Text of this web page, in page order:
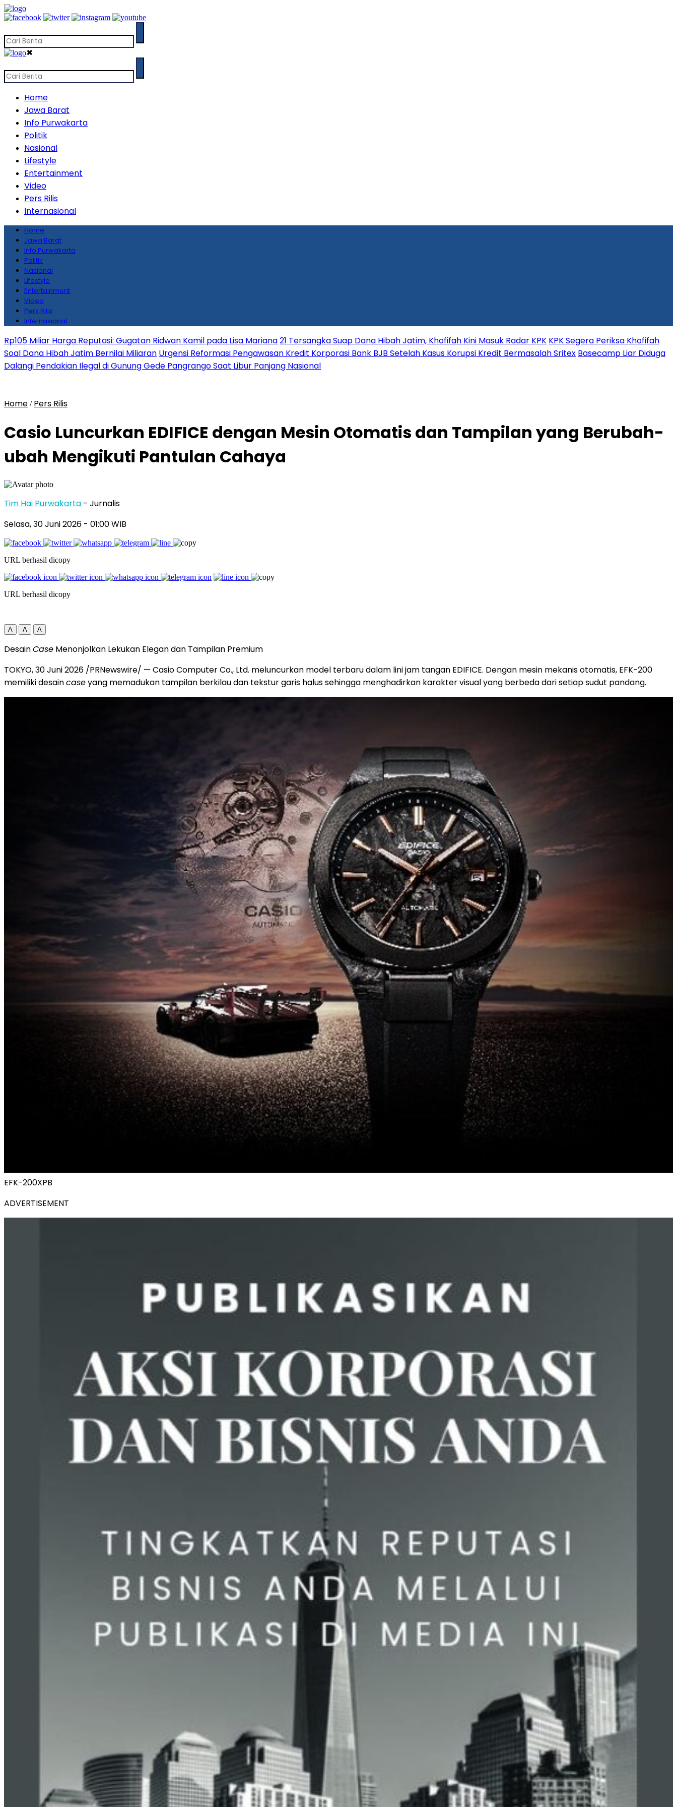
✖
Home
Jawa Barat
Info Purwakarta
Politik
Nasional
Lifestyle
Entertainment
Video
Pers Rilis
Internasional
Home
Jawa Barat
Info Purwakarta
Politik
Nasional
Lifestyle
Entertainment
Video
Pers Rilis
Internasional
Rp105 Miliar Harga Reputasi: Gugatan Ridwan Kamil pada Lisa Mariana21 Tersangka Suap Dana Hibah Jatim, Khofifah Kini Masuk Radar KPK KPK Segera Periksa Khofifah
Soal Dana Hibah Jatim Bernilai Miliaran Urgensi Reformasi Pengawasan Kredit Korporasi Bank BJB Setelah Kasus Korupsi Kredit Bermasalah Sritex Basecamp Liar Diduga
Dalangi Pendakian Ilegal di Gunung Gede Pangrango Saat Libur Panjang Nasional
Home / Pers Rilis
Casio Luncurkan EDIFICE dengan Mesin Otomatis dan Tampilan yang Berubah-
ubah Mengikuti Pantulan Cahaya
Tim Hai Purwakarta - Jurnalis
Selasa, 30 Juni 2026 - 01:00 WIB
URL berhasil dicopy
URL berhasil dicopy
A A A
DesainCase Menonjolkan Lekukan Elegan dan Tampilan Premium
TOKYO,30 Juni 2026 /PRNewswire/ — Casio Computer Co., Ltd. meluncurkan model terbaru dalam lini jam tangan EDIFICE. Dengan mesin mekanis otomatis, EFK-200
memiliki desaincaseyang memadukan tampilan berkilau dan tekstur garis halus sehingga menghadirkan karakter visual yang berbeda dari setiap sudut pandang.
EFK-200XPB
ADVERTISEMENT